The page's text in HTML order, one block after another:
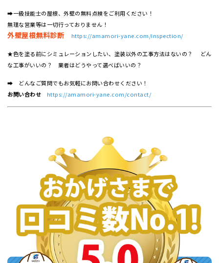
➡一級技能士の屋根、外壁の無料点検をご利用ください！
無理な営業等は一切行っておりません！
外壁屋根無料診断 https://amamori-yane.com/inspection/
★色を塗る前にシミュレーションしたい、塗装以外の工事方法はないの？ どん
な工事がいいの？ 業者はどうやって選べばいいの？
➡ どんなご質問でもお気軽にお問い合わせください！
お問い合わせ
https://amamori-yane.com/contact/